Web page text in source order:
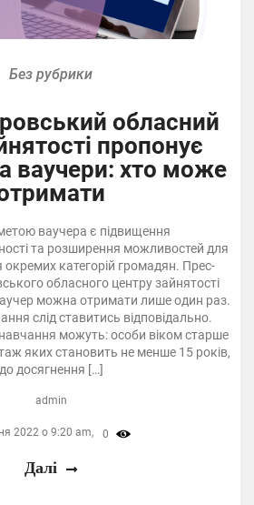
Без рубрики
обласний
пропонує
ваучери: хто може
ваучера є підвищення
та розширення можливостей для
категорій громадян. Прес-
обласного центру зайнятості
можна отримати лише один раз.
слід ставитись відповідально.
можуть: особи віком старше
яких становить не менше 15 років,
до досягнення […]
admin
2022 о 9:20 am, 0
Далі